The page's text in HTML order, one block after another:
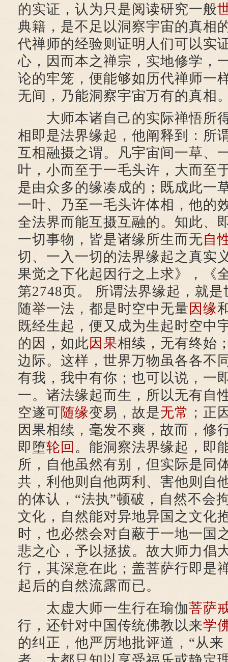
的实证，认为只是阅读研究一般
典籍，是不足以洞察宇宙的真相
代禅师的经验则证明人们可以实
心，因而本之禅宗，实地修学，
论的牢笼，便能够如历代禅师一
无间，乃能洞察宇宙万有的真相
大师本诸自己的实际禅悟所
相即是法界缘起，他阐释到：所
互相融摄之谓。凡宇宙间一草、
叶，小而至于一毛头许，大而至
是由众多的缘凑成的；既成此一
一叶、乃至一毛头许体相，他的
全法界而能互摄互融的。知此、
一切事物，皆是诸缘所生而无自
切、一入一切的法界缘起之真实
果觉之下化起因行之上求》，《
第2748页。 所谓法界缘起，就
随举一法，都是时空中无量 因缘
既经生起，便又成为生起时空中
的因，如此因果相续，无有终始
边际。这样，世界万物虽各各不
有我，我中有你；也可以说，一
一。诸法缘起而生，所以无有自
空遂可随缘变易，故是无常 ；正
因果相续，毫发不爽，故而，修
即堕轮回 。能洞察法界缘起，即
所，自他虽然有别，但实际是同
共，利他则自他两利、害他则自
的体认，“法执”顿破，自然不会
文化，自然能对异地异国之文化
时，也必然会对自蔽于一地一国
悲之心，予以拯拔。故大师力倡
行，其深意在此；盖菩萨行即是
起后的自然流露而已。
太虚大师一生行在瑜伽菩萨
行，还针对中国传统佛教以来学
的纠正，他严厉地批评道，“从